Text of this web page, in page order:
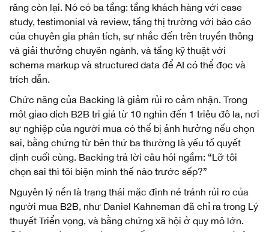
răng còn lại. Nó có ba tầng: tầng khách hàng với case
study, testimonial và review, tầng thị trường với báo cáo
của chuyên gia phân tích, sự nhắc đến trên truyền thông
và giải thưởng chuyên ngành, và tầng kỹ thuật với
schema markup và structured data để AI có thể đọc và
trích dẫn.
Chức năng của Backing là giảm rủi ro cảm nhận. Trong
một giao dịch B2B trị giá từ 10 nghìn đến 1 triệu đô la, nơi
sự nghiệp của người mua có thể bị ảnh hưởng nếu chọn
sai, bằng chứng từ bên thứ ba thường là yếu tố quyết
định cuối cùng. Backing trả lời câu hỏi ngầm: “Lỡ tôi
chọn sai thì tôi biện minh thế nào trước sếp?”
Nguyên lý nền là trạng thái mặc định né tránh rủi ro của
người mua B2B, như Daniel Kahneman đã chỉ ra trong Lý
thuyết Triển vọng, và bằng chứng xã hội ở quy mô lớn.